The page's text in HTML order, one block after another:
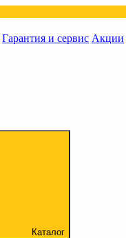
Гарантия и сервис Акции
Каталог